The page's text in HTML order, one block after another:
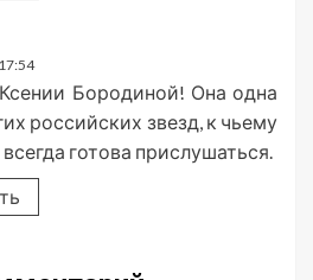
Бородиной! Она одна
российских звезд, к чьему
готова прислушаться.